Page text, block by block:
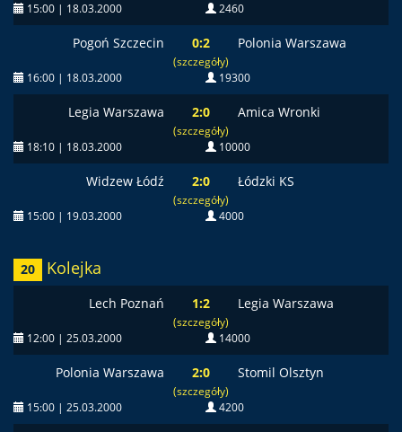
15:00 | 18.03.2000 2460
Pogoń Szczecin 0:2
(szczegóły)
Polonia Warszawa
16:00 | 18.03.2000 19300
Legia Warszawa 2:0
(szczegóły)
Amica Wronki
18:10 | 18.03.2000 10000
Widzew Łódź 2:0
(szczegóły)
Łódzki KS
15:00 | 19.03.2000 4000
20 Kolejka
Lech Poznań 1:2
(szczegóły)
Legia Warszawa
12:00 | 25.03.2000 14000
Polonia Warszawa 2:0
(szczegóły)
Stomil Olsztyn
15:00 | 25.03.2000 4200